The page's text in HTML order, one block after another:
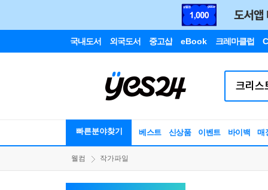
국내도서 외국도서 중고샵 eBook 크레마클럽
빠른분야찾기 베스트 신상품 이벤트 바이백 매
웰컴 작가파일